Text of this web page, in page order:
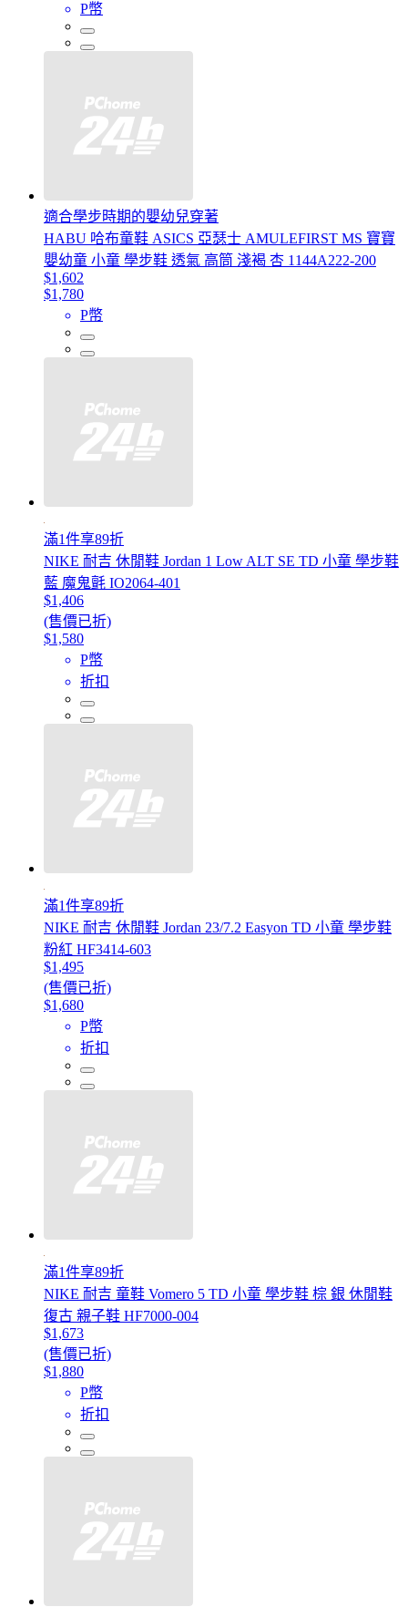
P幣
適合學步時期的嬰幼兒穿著
HABU 哈布童鞋 ASICS 亞瑟士 AMULEFIRST MS 寶寶
嬰幼童 小童 學步鞋 透氣 高筒 淺褐 杏 1144A222-200
$1,602
$1,780
P幣
滿1件享89折
NIKE 耐吉 休閒鞋 Jordan 1 Low ALT SE TD 小童 學步鞋
藍 魔鬼氈 IO2064-401
$1,406
(售價已折)
$1,580
P幣
折扣
滿1件享89折
NIKE 耐吉 休閒鞋 Jordan 23/7.2 Easyon TD 小童 學步鞋
粉紅 HF3414-603
$1,495
(售價已折)
$1,680
P幣
折扣
滿1件享89折
NIKE 耐吉 童鞋 Vomero 5 TD 小童 學步鞋 棕 銀 休閒鞋
復古 親子鞋 HF7000-004
$1,673
(售價已折)
$1,880
P幣
折扣